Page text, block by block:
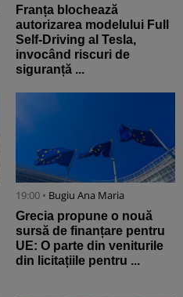
Franța blochează
autorizarea modelului Full
Self-Driving al Tesla,
invocând riscuri de
siguranță ...
19:00 • Bugiu ⁠Ana Maria
Grecia propune o nouă
sursă de finanțare pentru
UE: O parte din veniturile
din licitațiile pentru ...